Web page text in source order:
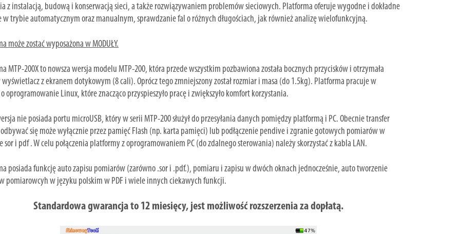
z instalacją, budową i konserwacją sieci, a także rozwiązywaniem problemów sieciowych. Platforma oferuje wygodne i dokładne
w trybie automatycznym oraz manualnym, sprawdzanie fal o różnych długościach, jak również analizę wielofunkcyjną.
może zostać wyposażona w MODUŁY.
MTP-200X to nowsza wersja modelu MTP-200, która przede wszystkim pozbawiona została bocznych przycisków i otrzymała
wyświetlacz z ekranem dotykowym (8 cali). Oprócz tego zmniejszony został rozmiar i masa (do 1.5kg). Platforma pracuje w
oprogramowanie Linux, które znacząco przyspieszyło pracę i zwiększyło komfort korzystania.
nie posiada portu microUSB, który w serii MTP-200 służył do przesyłania danych pomiędzy platformą i PC. Obecnie transfer
się może wyłącznie przez pamięć Flash (np. karta pamięci) lub podłączenie pendive i zgranie gotowych pomiarów w
sor i pdf . W celu połączenia platformy z oprogramowaniem PC (do zdalnego sterowania) należy skorzystać z kabla LAN.
posiada funkcję auto zapisu pomiarów (zarówno .sor i .pdf.), pomiaru i zapisu w dwóch oknach jednocześnie, auto tworzenie
pomiarowcyh w języku polskim w PDF i wiele innych ciekawych funkcji.
Standardowa gwarancja to 12 miesięcy, jest możliwość rozszerzenia za dopłatą.